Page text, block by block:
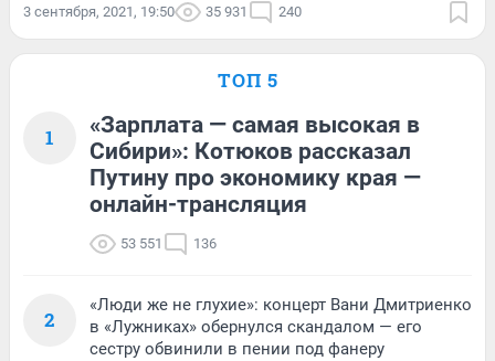
3 сентября, 2021, 19:50 35 931 240
ТОП 5
1
«Зарплата — самая высокая в
Сибири»: Котюков рассказал
Путину про экономику края —
онлайн-трансляция
53 551 136
2
«Люди же не глухие»: концерт Вани Дмитриенко
в «Лужниках» обернулся скандалом — его
сестру обвинили в пении под фанеру